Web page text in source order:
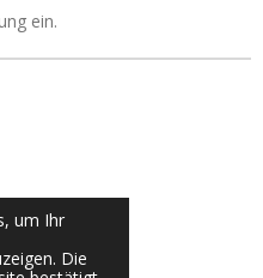
um Ihr
Die
ein.